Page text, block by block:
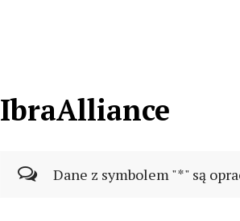
IbraAlliance
Dane z symbolem "*" są